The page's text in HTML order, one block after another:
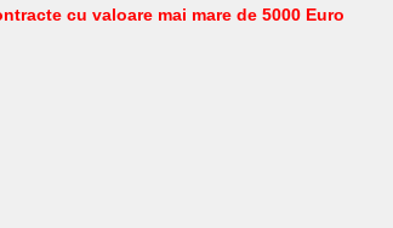
cu valoare mai mare de 5000 Euro